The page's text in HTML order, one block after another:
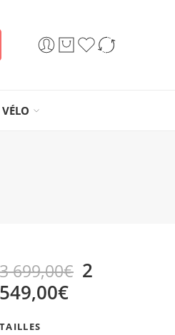
VÉLO
3 699,00€ 2
549,00€
TAILLES